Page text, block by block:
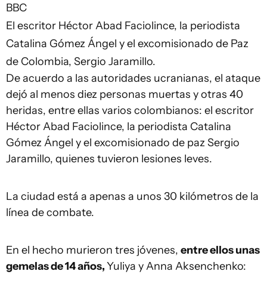
BBC
El escritor Héctor Abad Faciolince, la periodista
Catalina Gómez Ángel y el excomisionado de Paz
de Colombia, Sergio Jaramillo.
De acuerdo a las autoridades ucranianas, el ataque
dejó al menos diez personas muertas y otras 40
heridas, entre ellas varios colombianos: el escritor
Héctor Abad Faciolince, la periodista Catalina
Gómez Ángel y el excomisionado de paz Sergio
Jaramillo, quienes tuvieron lesiones leves.
La ciudad está a apenas a unos 30 kilómetros de la
línea de combate.
En el hecho murieron tres jóvenes, entre ellos unas
gemelas de 14 años,Yuliya y Anna Aksenchenko: